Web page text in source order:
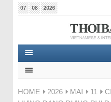
07 08 2026
HOME 2026 MAI 11